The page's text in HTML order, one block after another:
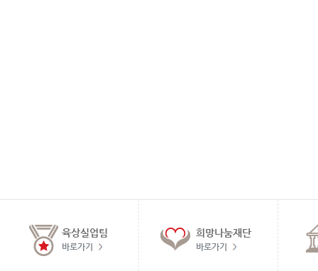
육상실업팀
바로가기
희망나눔재단
바로가기